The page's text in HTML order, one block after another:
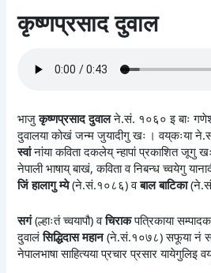
कृष्णप्रसाद दुवाल
भाजुकृष्णप्रसाद दुवालने.सं. १०६० इ बाः
दुवालया कोखं जन्म जुयादीगु खः । वय्‌कःया
स्वांनांया कविता दकलेय् न्हापां प्रकाशित जूगु
नेपाली भाषाय् बाखं, कविता व निबन्ध च्वयेगु
जिं हालागु म्ये(ने.सं.१०८६) वबाल बाटिका
सगं(ल्हाःतं च्वयापौ) वचिराकपत्रिकाया
दुवालंसिद्धिदास महान(ने.सं.१०७८) सफूया नं
नेपालभाषा साहित्यया प्रचार प्रसार यायेगुलिइ